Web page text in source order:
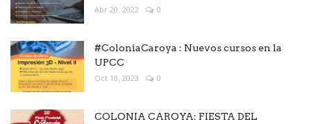
Abr 20, 2022 0
#ColoniaCaroya : Nuevos cursos en la
UPCC
Oct 18, 2023 0
COLONIA CAROYA: FIESTA DEL